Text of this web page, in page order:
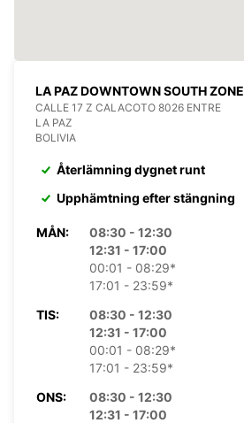
LA PAZ DOWNTOWN SOUTH ZONE
CALLE 17 Z CALACOTO 8026 ENTRE
LA PAZ
BOLIVIA
Återlämning dygnet runt
Upphämtning efter stängning
MÅN:
08:30 - 12:30
12:31 - 17:00
00:01 - 08:29*
17:01 - 23:59*
TIS:
08:30 - 12:30
12:31 - 17:00
00:01 - 08:29*
17:01 - 23:59*
ONS:
08:30 - 12:30
12:31 - 17:00